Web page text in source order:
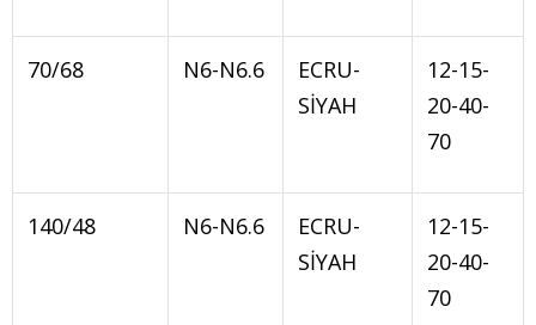
70/68 N6-N6.6
ECRU-
SİYAH
12-15-
20-40-
70
140/48 N6-N6.6
ECRU-
SİYAH
12-15-
20-40-
70